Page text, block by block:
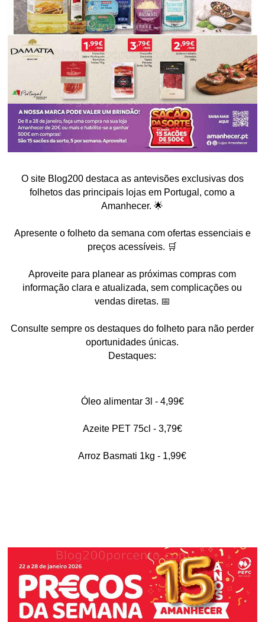
O site Blog200 destaca as antevisões exclusivas dos
folhetos das principais lojas em Portugal, como a
Amanhecer. 🌟
Apresente o folheto da semana com ofertas essenciais e
preços acessíveis. 🛒
Aproveite para planear as próximas compras com
informação clara e atualizada, sem complicações ou
vendas diretas. 📅
Consulte sempre os destaques do folheto para não perder
oportunidades únicas.
Destaques:
Óleo alimentar 3l - 4,99€
Azeite PET 75cl - 3,79€
Arroz Basmati 1kg - 1,99€